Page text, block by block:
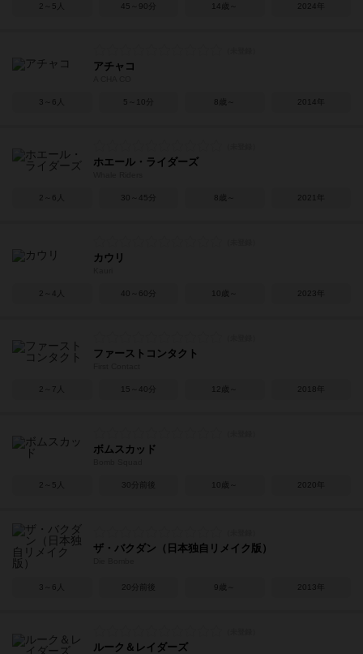
2～5人 45～90分 14歳～ 2024年
アチャコ
3～6人 5～10分 8歳～ 2014年
ホエール・ライダーズ
2～6人 30～45分 8歳～ 2021年
カウリ
2～4人 40～60分 10歳～ 2023年
ファーストコンタクト
2～7人 15～40分 12歳～ 2018年
ボムスカッド
2～5人 30分前後 10歳～ 2020年
ザ・バクダン（日本独自リメイク版）
3～6人 20分前後 9歳～ 2013年
ルーク＆レイダーズ